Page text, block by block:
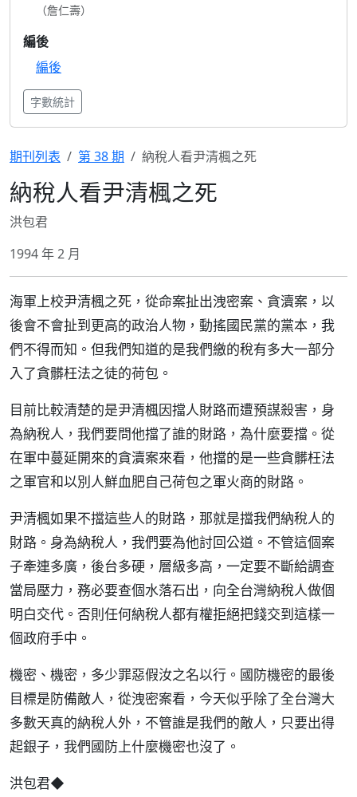
（詹仁壽）
編後
編後
字數統計
期刊列表 第 38 期 納稅人看尹清楓之死
納稅人看尹清楓之死
洪包君
1994 年 2 月
海軍上校尹清楓之死，從命案扯出洩密案、貪瀆案，以
後會不會扯到更高的政治人物，動搖國民黨的黨本，我
們不得而知。但我們知道的是我們繳的稅有多大一部分
入了貪髒枉法之徒的荷包。
目前比較清楚的是尹清楓因擋人財路而遭預謀殺害，身
為納稅人，我們要問他擋了誰的財路，為什麼要擋。從
在軍中蔓延開來的貪瀆案來看，他擋的是一些貪髒枉法
之軍官和以別人鮮血肥自己荷包之軍火商的財路。
尹清楓如果不擋這些人的財路，那就是擋我們納稅人的
財路。身為納稅人，我們要為他討回公道。不管這個案
子牽連多廣，後台多硬，層級多高，一定要不斷給調查
當局壓力，務必要查個水落石出，向全台灣納稅人做個
明白交代。否則任何納稅人都有權拒絕把錢交到這樣一
個政府手中。
機密、機密，多少罪惡假汝之名以行。國防機密的最後
目標是防備敵人，從洩密案看，今天似乎除了全台灣大
多數天真的納稅人外，不管誰是我們的敵人，只要出得
起銀子，我們國防上什麼機密也沒了。
洪包君◆